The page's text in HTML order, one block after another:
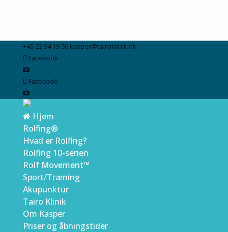
+45 22 94 19 50 kasper@tairoklinik.dk
Facebook
Facebook
Hjem
Rolfing®
Hvad er Rolfing?
Rolfing 10-serien
Rolf Movement™
Sport/Træning
Akupunktur
Tairo Klinik
Om Kasper
Priser og åbningstider